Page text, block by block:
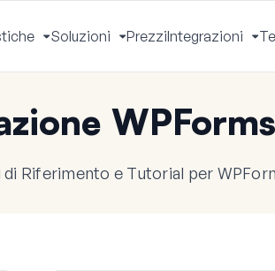
Apri
Menu
Soluzioni
Apri
Menu
PrezziIntegrazioni
WPForms
Riferimento e Tutorial per